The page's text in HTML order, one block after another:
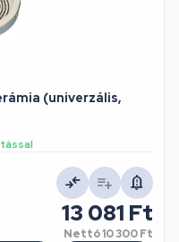
(univerzális,
13 081 Ft
Nettó10 300 Ft